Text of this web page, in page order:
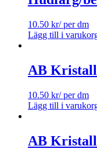
10.50 kr/ per dm
Lägg till i
AB
10.50 kr/ per dm
Lägg till i
AB